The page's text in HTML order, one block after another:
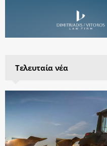
Τελευταία νέα